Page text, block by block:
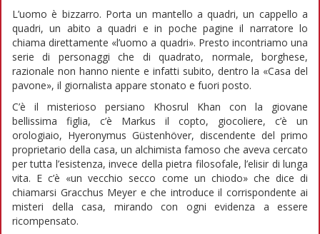
L’uomo è bizzarro. Porta un mantello a quadri, un cappello a
quadri, un abito a quadri e in poche pagine il narratore lo
chiama direttamente «l’uomo a quadri». Presto incontriamo una
serie di personaggi che di quadrato, normale, borghese,
razionale non hanno niente e infatti subito, dentro la «Casa del
pavone», il giornalista appare stonato e fuori posto.
C’è il misterioso persiano Khosrul Khan con la giovane
bellissima figlia, c’è Markus il copto, giocoliere, c’è un
orologiaio, Hyeronymus Güstenhöver, discendente del primo
proprietario della casa, un alchimista famoso che aveva cercato
per tutta l’esistenza, invece della pietra filosofale, l’elisir di lunga
vita. E c’è «un vecchio secco come un chiodo» che dice di
chiamarsi Gracchus Meyer e che introduce il corrispondente ai
misteri della casa, mirando con ogni evidenza a essere
ricompensato.